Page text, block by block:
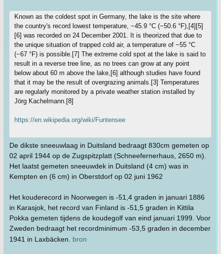
Known as the coldest spot in Germany, the lake is the site where
the country's record lowest temperature, −45.9 °C (−50.6 °F),[4][5]
[6] was recorded on 24 December 2001. It is theorized that due to
the unique situation of trapped cold air, a temperature of −55 °C
(−67 °F) is possible.[7] The extreme cold spot at the lake is said to
result in a reverse tree line, as no trees can grow at any point
below about 60 m above the lake,[6] although studies have found
that it may be the result of overgrazing animals.[3] Temperatures
are regularly monitored by a private weather station installed by
Jörg Kachelmann.[8]
https://en.wikipedia.org/wiki/Funtensee
De dikste sneeuwlaag in Duitsland bedraagt 830cm gemeten op
02 april 1944 op de Zugspitzplatt (Schneefernerhaus, 2650 m).
Het laatst gemeten sneeuwdek in Duitsland (4 cm) was in
Kempten en (6 cm) in Oberstdorf op 02 juni 1962
Het kouderecord in Noorwegen is -51,4 graden in januari 1886
in Karasjok, het record van Finland is -51,5 graden in Kittila
Pokka gemeten tijdens de koudegolf van eind januari 1999. Voor
Zweden bedraagt het recordminimum -53,5 graden in december
1941 in Laxbäcken. bron